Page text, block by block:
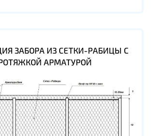
ЗАБОРА ИЗ СЕТКИ-РАБИЦЫ С
АРМАТУРОЙ